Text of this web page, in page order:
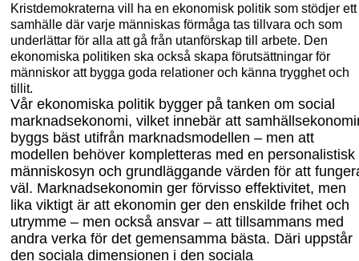
Kristdemokraterna vill ha en ekonomisk politik som stödjer ett
samhälle där varje människas förmåga tas tillvara och som
underlättar för alla att gå från utanförskap till arbete. Den
ekonomiska politiken ska också skapa förutsättningar för
människor att bygga goda relationer och känna trygghet och
tillit.
Vår ekonomiska politik bygger på tanken om social
marknadsekonomi, vilket innebär att
byggs bäst utifrån marknadsmodellen – men att
modellen behöver kompletteras med en personalistisk
människosyn och grundläggande värden för att
väl. Marknadsekonomin ger förvisso effektivitet, men
lika viktigt är att ekonomin ger den enskilde frihet och
utrymme – men också ansvar – att tillsammans med
andra verka för det gemensamma bästa. Däri uppstår
den sociala dimensionen i den sociala